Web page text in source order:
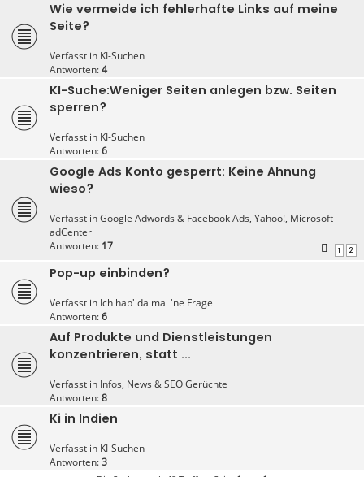
Wie vermeide ich fehlerhafte Links auf meine
Seite?
Verfasst in KI-Suchen
Antworten:4
KI-Suche:Weniger Seiten anlegen bzw. Seiten
sperren?
Verfasst in KI-Suchen
Antworten:6
Google Ads Konto gesperrt: Keine Ahnung
wieso?
Verfasst inGoogle Adwords & Facebook Ads, Yahoo!, Microsoft
adCenter
Antworten: 17 1 2
Pop-up einbinden?
Verfasst in Ich hab' da mal 'ne Frage
Antworten:6
Auf Produkte und Dienstleistungen
konzentrieren, statt ...
Verfasst in Infos, News & SEO Gerüchte
Antworten:8
Ki in Indien
Verfasst in KI-Suchen
Antworten:3